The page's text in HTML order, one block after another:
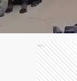
Ads